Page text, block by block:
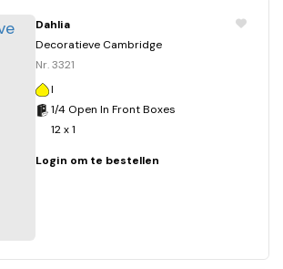
Dahlia
Decoratieve Cambridge
Nr. 3321
I
1/4 Open In Front Boxes
12 x 1
Login om te bestellen